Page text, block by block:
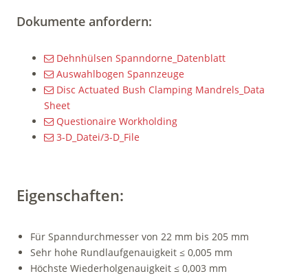
Dokumente anfordern:
Dehnhülsen Spanndorne_Datenblatt
Auswahlbogen Spannzeuge
Disc Actuated Bush Clamping Mandrels_Data
Sheet
Questionaire Workholding
3-D_Datei/3-D_File
Eigenschaften:
Für Spanndurchmesser von 22 mm bis 205 mm
Sehr hohe Rundlaufgenauigkeit ≤ 0,005 mm
Höchste Wiederholgenauigkeit ≤ 0,003 mm